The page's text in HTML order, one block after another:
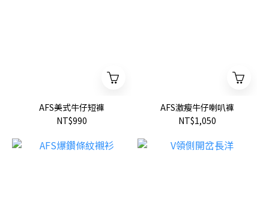
AFS美式牛仔短褲
NT$990
AFS激瘦牛仔喇叭褲
NT$1,050